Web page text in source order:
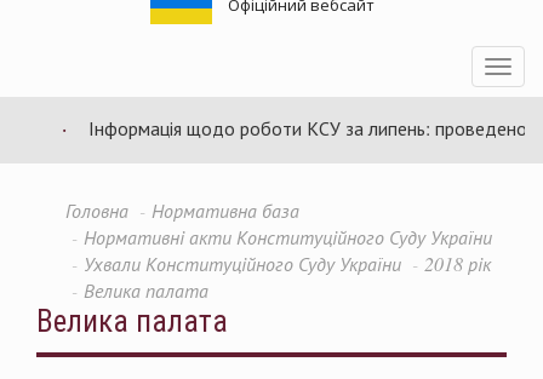
Офіційний вебсайт
Toggle
Інформація щодо роботи КСУ за липень: проведено 94
Головна
Нормативна база
Нормативні акти Конституційного Суду України
Ухвали Конституційного Суду України
2018 рік
Велика палата
Велика палата